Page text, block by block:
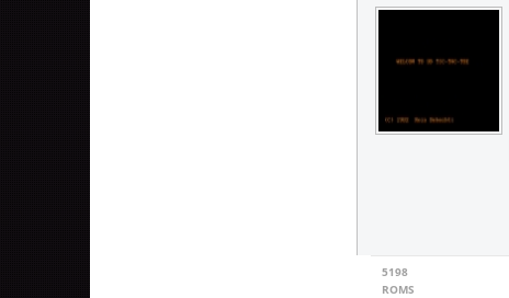
5198
ROMS